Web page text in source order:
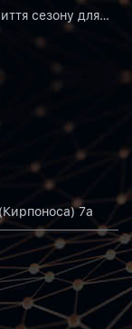
сезону для…
7а